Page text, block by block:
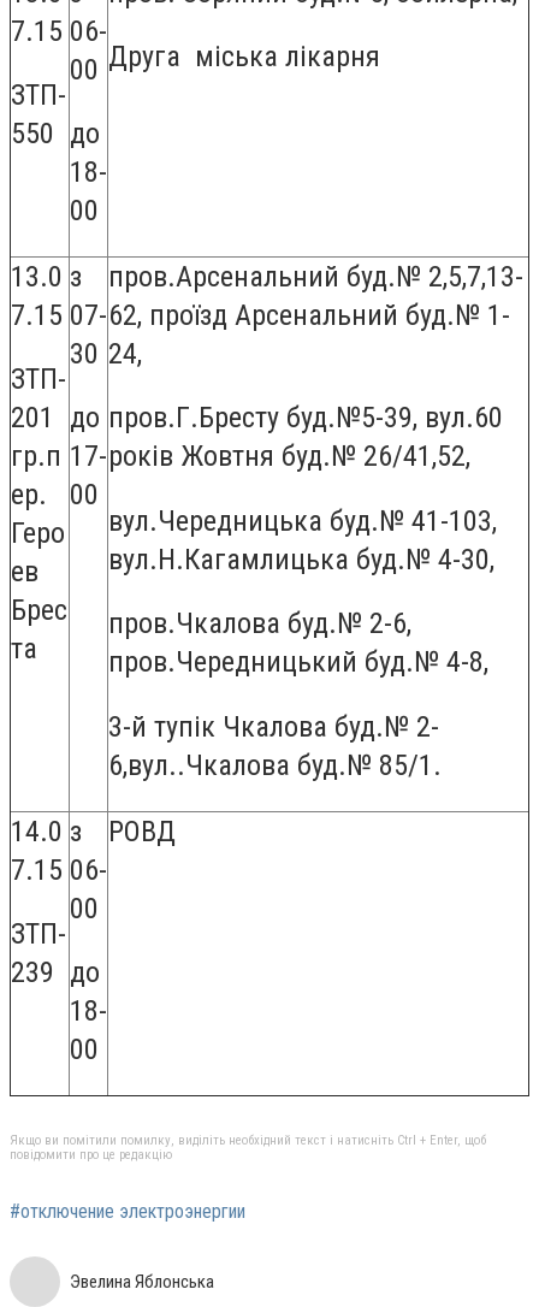
7.15
ЗТП-
550
06-
00
до
18-
00
Друга міська лікарня
13.0
7.15
ЗТП-
201
гр.п
ер.
Геро
ев
Брес
та
з
07-
30
до
17-
00
пров.Арсенальний буд.№ 2,5,7,13-
62, проїзд Арсенальний буд.№ 1-
24,
пров.Г.Бресту буд.№5-39, вул.60
років Жовтня буд.№ 26/41,52,
вул.Чередницька буд.№ 41-103,
вул.Н.Кагамлицька буд.№ 4-30,
пров.Чкалова буд.№ 2-6,
пров.Чередницький буд.№ 4-8,
3-й тупік Чкалова буд.№ 2-
6,вул..Чкалова буд.№ 85/1.
14.0
7.15
ЗТП-
239
з
06-
00
до
18-
00
РОВД
Якщо ви помітили помилку, виділіть необхідний текст і натисніть Ctrl + Enter, щоб
повідомити про це редакцію
#отключение электроэнергии
Эвелина Яблонська